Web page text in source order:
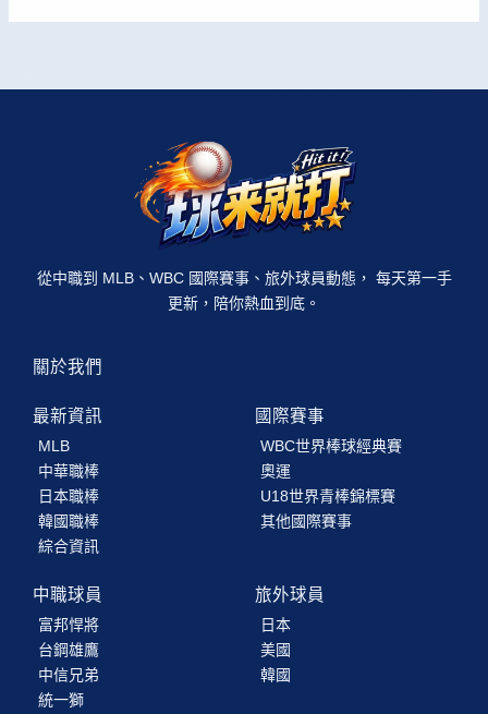
從中職到 MLB、WBC 國際賽事、旅外球員動態， 每天第一手
更新，陪你熱血到底。
關於我們
最新資訊
MLB
中華職棒
日本職棒
韓國職棒
綜合資訊
國際賽事
WBC世界棒球經典賽
奧運
U18世界青棒錦標賽
其他國際賽事
中職球員
富邦悍將
台鋼雄鷹
中信兄弟
統一獅
旅外球員
日本
美國
韓國